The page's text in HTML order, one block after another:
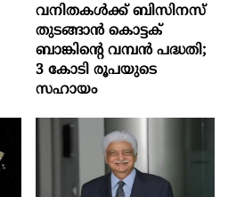
വനിതകൾക്ക് ബിസിനസ്
തുടങ്ങാൻ കൊട്ടക്
ബാങ്കിൻ്റെ വമ്പൻ പദ്ധതി;
3 കോടി രൂപയുടെ
സഹായം